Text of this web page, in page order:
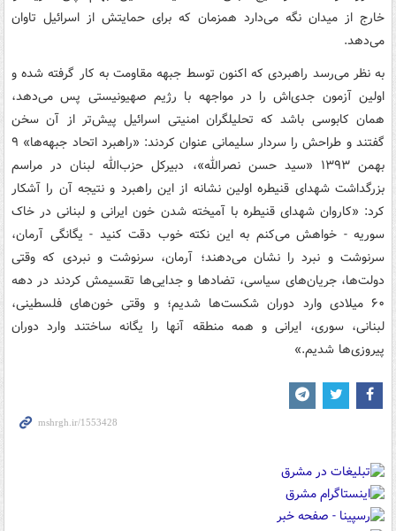
خارج از میدان نگه می‌دارد همزمان که برای حمایتش از اسرائیل تاوان
می‌دهد.
به نظر می‌رسد راهبردی که اکنون توسط جبهه مقاومت به کار گرفته شده و
اولین آزمون جدی‌اش را در مواجهه با رژیم صهیونیستی پس می‌دهد،
همان کابوسی باشد که تحلیلگران امنیتی اسرائیل پیش‌تر از آن سخن
گفتند و طراحش را سردار سلیمانی عنوان کردند: «راهبرد اتحاد جبهه‌ها» ۹
بهمن ۱۳۹۳ «سید حسن نصرالله»، دبیرکل حزب‌الله لبنان در مراسم
بزرگداشت شهدای قنیطره اولین نشانه از این راهبرد و نتیجه آن را آشکار
کرد: «کاروان شهدای قنیطره با آمیخته شدن خون ایرانی و لبنانی در خاک
سوریه - خواهش می‌کنم به این نکته خوب دقت کنید - یگانگی آرمان،
سرنوشت و نبرد را نشان می‌دهند؛ آرمان، سرنوشت و نبردی که وقتی
دولت‌ها، جریان‌های سیاسی، تضادها و جدایی‌ها تقسیمش کردند در دهه
۶۰ میلادی وارد دوران شکست‌ها شدیم؛ و وقتی خون‌های فلسطینی،
لبنانی، سوری، ایرانی و همه منطقه آنها را یگانه ساختند وارد دوران
پیروزی‌ها شدیم.»